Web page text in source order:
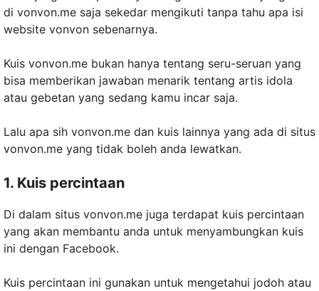
di vonvon.me saja sekedar mengikuti tanpa tahu apa isi
website vonvon sebenarnya.
Kuis vonvon.me bukan hanya tentang seru-seruan yang
bisa memberikan jawaban menarik tentang artis idola
atau gebetan yang sedang kamu incar saja.
Lalu apa sih vonvon.me dan kuis lainnya yang ada di situs
vonvon.me yang tidak boleh anda lewatkan.
1. Kuis percintaan
Di dalam situs vonvon.me juga terdapat kuis percintaan
yang akan membantu anda untuk menyambungkan kuis
ini dengan Facebook.
Kuis percintaan ini gunakan untuk mengetahui jodoh atau